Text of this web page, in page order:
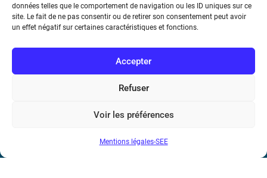
données telles que le comportement de navigation ou les ID uniques sur ce
site. Le fait de ne pas consentir ou de retirer son consentement peut avoir
un effet négatif sur certaines caractéristiques et fonctions.
Accepter
Refuser
Voir les préférences
Mentions légales-SEE
Bicentenaire des découvertes d’André-
Marie Ampère
Conditions Générales de Vente
Mentions légales
communautaire : FR44 785 393 232